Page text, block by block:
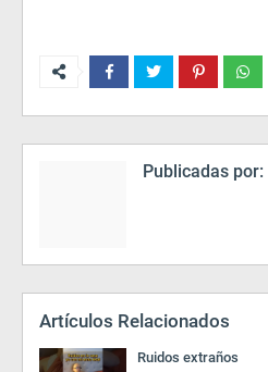
Publicadas por:
Artículos Relacionados
Ruidos extraños